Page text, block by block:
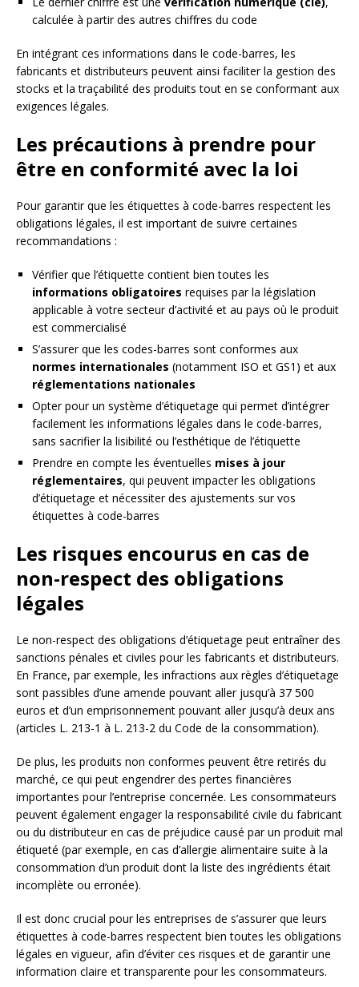
calculée à partir des autres chiffres du code
En intégrant ces informations dans le code-barres, les
fabricants et distributeurs peuvent ainsi faciliter la gestion des
stocks et la traçabilité des produits tout en se conformant aux
exigences légales.
Les précautions à prendre pour
être en conformité avec la loi
Pour garantir que les étiquettes à code-barres respectent les
obligations légales, il est important de suivre certaines
recommandations :
Vérifier que l’étiquette contient bien toutes les
informations obligatoires requises par la législation
applicable à votre secteur d’activité et au pays où le produit
est commercialisé
S’assurer que les codes-barres sont conformes aux
normes internationales (notamment ISO et GS1) et aux
réglementations nationales
Opter pour un système d’étiquetage qui permet d’intégrer
facilement les informations légales dans le code-barres,
sans sacrifier la lisibilité ou l’esthétique de l’étiquette
Prendre en compte les éventuelles mises à jour
réglementaires, qui peuvent impacter les obligations
d’étiquetage et nécessiter des ajustements sur vos
étiquettes à code-barres
Les risques encourus en cas de
non-respect des obligations
légales
Le non-respect des obligations d’étiquetage peut entraîner des
sanctions pénales et civiles pour les fabricants et distributeurs.
En France, par exemple, les infractions aux règles d’étiquetage
sont passibles d’une amende pouvant aller jusqu’à 37 500
euros et d’un emprisonnement pouvant aller jusqu’à deux ans
(articles L. 213-1 à L. 213-2 du Code de la consommation).
De plus, les produits non conformes peuvent être retirés du
marché, ce qui peut engendrer des pertes financières
importantes pour l’entreprise concernée. Les consommateurs
peuvent également engager la responsabilité civile du fabricant
ou du distributeur en cas de préjudice causé par un produit mal
étiqueté (par exemple, en cas d’allergie alimentaire suite à la
consommation d’un produit dont la liste des ingrédients était
incomplète ou erronée).
Il est donc crucial pour les entreprises de s’assurer que leurs
étiquettes à code-barres respectent bien toutes les obligations
légales en vigueur, afin d’éviter ces risques et de garantir une
information claire et transparente pour les consommateurs.